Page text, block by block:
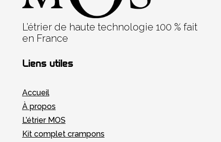
L’étrier de haute technologie 100 % fait
en France
Liens utiles
Accueil
Àpropos
L’étrier MOS
Kit complet crampons